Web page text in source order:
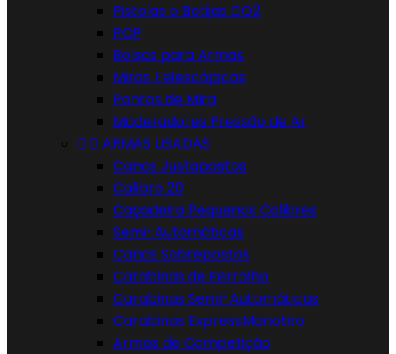
Pistolas e Botijas CO2
PCP
Bolsas para Armas
Miras Telescópicas
Pontos de Mira
Moderadores Pressão de Ar
  ARMAS USADAS
Canos Justapostos
Calibre 20
Caçadeira Pequenos Calibres
Semi-Automáticas
Canos Sobrepostos
Carabinas de Ferrolho
Carabinas Semi-Automáticas
Carabinas ExpressMonotiro
Armas de Competição